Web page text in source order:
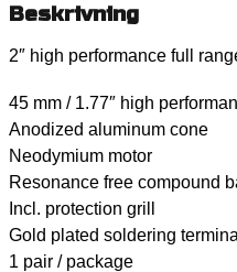
Beskrivning
2″ high performance full
45 mm / 1.77″ high
Anodized aluminum cone
Neodymium motor
Resonance free compound
Incl. protection grill
Gold plated soldering terminal
1 pair / package